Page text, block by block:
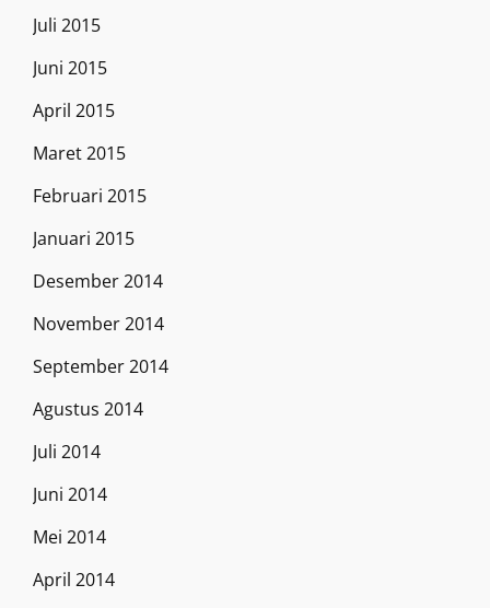
Juli 2015
Juni 2015
April 2015
Maret 2015
Februari 2015
Januari 2015
Desember 2014
November 2014
September 2014
Agustus 2014
Juli 2014
Juni 2014
Mei 2014
April 2014